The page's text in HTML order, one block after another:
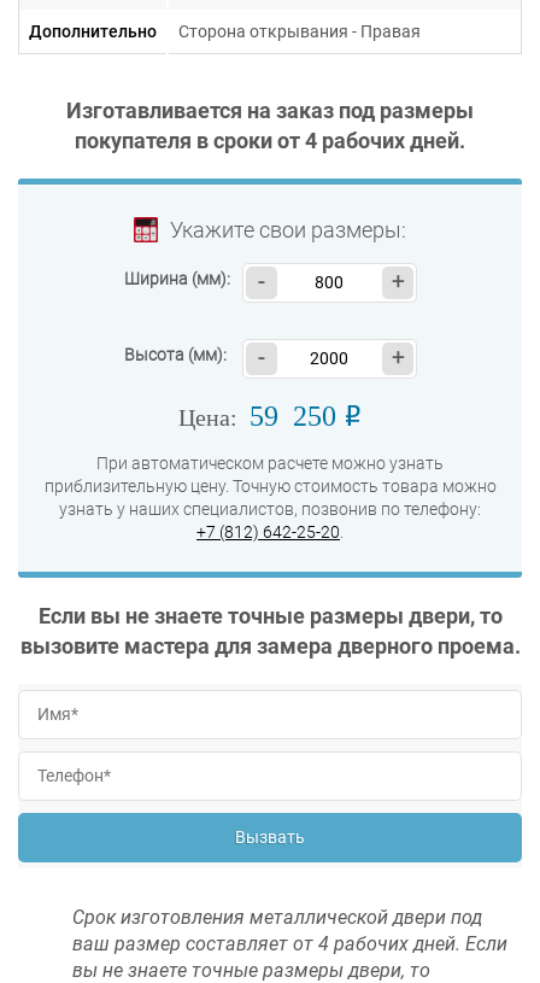
Дополнительно Сторона открывания - Правая
Изготавливается на заказ под размеры
покупателя в сроки от4 рабочих дней.
Укажите свои размеры:
Ширина (мм): - +
Высота (мм): - +
Цена: 59 250 o
При автоматическом расчете можно узнать
приблизительную цену. Точную стоимость товара можно
узнать у наших специалистов, позвонив по телефону:
+7 (812) 642-25-20
Если вы не знаете точные размеры двери, то
вызовите мастера для замера дверного проема.
Вызвать
Срок изготовления металлической двери под
ваш размер составляет от 4 рабочих дней. Если
вы не знаете точные размеры двери, то